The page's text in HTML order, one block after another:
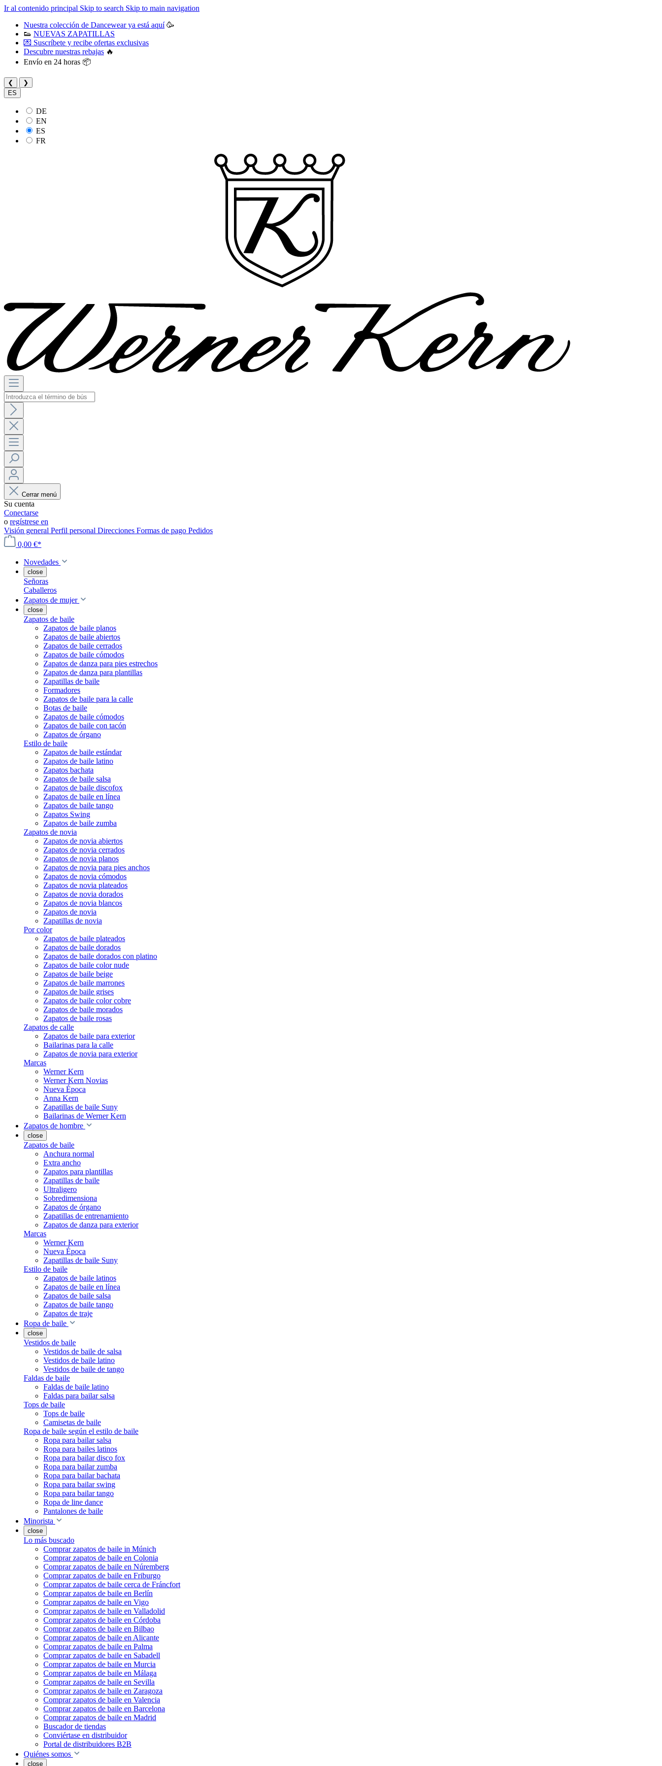
Ir al contenido principal Skip to search Skip to main navigation
Nuestra colección de Dancewear ya está aquí🥳
👟 NUEVAS ZAPATILLAS
💌 Suscríbete y recibe ofertas exclusivas
Descubre nuestras rebajas 🔥
Envío en 24 horas 📦
❮
❯
ES
DE
EN
ES
FR
Cerrar menú
Su cuenta
Conectarse
o regístrese en
Visión general Perfil personal Direcciones Formas de pago Pedidos
0,00 €*
Novedades
close
Señoras
Caballeros
Zapatos de mujer
close
Zapatos de baile
Zapatos de baile planos
Zapatos de baile abiertos
Zapatos de baile cerrados
Zapatos de baile cómodos
Zapatos de danza para pies estrechos
Zapatos de danza para plantillas
Zapatillas de baile
Formadores
Zapatos de baile para la calle
Botas de baile
Zapatos de baile cómodos
Zapatos de baile con tacón
Zapatos de órgano
Estilo de baile
Zapatos de baile estándar
Zapatos de baile latino
Zapatos bachata
Zapatos de baile salsa
Zapatos de baile discofox
Zapatos de baile en línea
Zapatos de baile tango
Zapatos Swing
Zapatos de baile zumba
Zapatos de novia
Zapatos de novia abiertos
Zapatos de novia cerrados
Zapatos de novia planos
Zapatos de novia para pies anchos
Zapatos de novia cómodos
Zapatos de novia plateados
Zapatos de novia dorados
Zapatos de novia blancos
Zapatos de novia
Zapatillas de novia
Por color
Zapatos de baile plateados
Zapatos de baile dorados
Zapatos de baile dorados con platino
Zapatos de baile color nude
Zapatos de baile beige
Zapatos de baile marrones
Zapatos de baile grises
Zapatos de baile color cobre
Zapatos de baile morados
Zapatos de baile rosas
Zapatos de calle
Zapatos de baile para exterior
Bailarinas para la calle
Zapatos de novia para exterior
Marcas
Werner Kern
Werner Kern Novias
Nueva Época
Anna Kern
Zapatillas de baile Suny
Bailarinas de Werner Kern
Zapatos de hombre
close
Zapatos de baile
Anchura normal
Extra ancho
Zapatos para plantillas
Zapatillas de baile
Ultraligero
Sobredimensiona
Zapatos de órgano
Zapatillas de entrenamiento
Zapatos de danza para exterior
Marcas
Werner Kern
Nueva Época
Zapatillas de baile Suny
Estilo de baile
Zapatos de baile latinos
Zapatos de baile en línea
Zapatos de baile salsa
Zapatos de baile tango
Zapatos de traje
Ropa de baile
close
Vestidos de baile
Vestidos de baile de salsa
Vestidos de baile latino
Vestidos de baile de tango
Faldas de baile
Faldas de baile latino
Faldas para bailar salsa
Tops de baile
Tops de baile
Camisetas de baile
Ropa de baile según el estilo de baile
Ropa para bailar salsa
Ropa para bailes latinos
Ropa para bailar disco fox
Ropa para bailar zumba
Ropa para bailar bachata
Ropa para bailar swing
Ropa para bailar tango
Ropa de line dance
Pantalones de baile
Minorista
close
Lo más buscado
Comprar zapatos de baile in Múnich
Comprar zapatos de baile en Colonia
Comprar zapatos de baile en Núremberg
Comprar zapatos de baile en Friburgo
Comprar zapatos de baile cerca de Fráncfort
Comprar zapatos de baile en Berlín
Comprar zapatos de baile en Vigo
Comprar zapatos de baile en Valladolid
Comprar zapatos de baile en Córdoba
Comprar zapatos de baile en Bilbao
Comprar zapatos de baile en Alicante
Comprar zapatos de baile en Palma
Comprar zapatos de baile en Sabadell
Comprar zapatos de baile en Murcia
Comprar zapatos de baile en Málaga
Comprar zapatos de baile en Sevilla
Comprar zapatos de baile en Zaragoza
Comprar zapatos de baile en Valencia
Comprar zapatos de baile en Barcelona
Comprar zapatos de baile en Madrid
Buscador de tiendas
Conviértase en distribuidor
Portal de distribuidores B2B
Quiénes somos
close